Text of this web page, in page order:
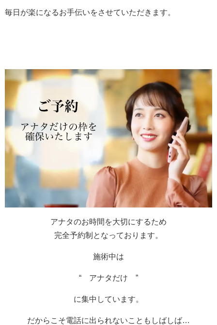
毎日が楽になるお手伝いをさせていただきます。
アナタのお時間を大切にするため
完全予約制となっております。
施術中は
“ アナタだけ ”
に集中しています。
だからこそ電話に出られないこともしばしば…